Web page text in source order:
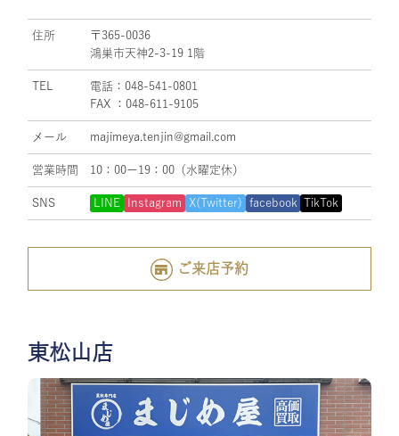
住所
〒365-0036
鴻巣市天神2-3-19 1階
TEL
電話：048-541-0801
FAX ：048-611-9105
メール majimeya.tenjin@gmail.com
営業時間 10：00ー19：00（水曜定休）
SNS LINE Instagram X(Twitter) facebook TikTok
ご来店予約
東松山店